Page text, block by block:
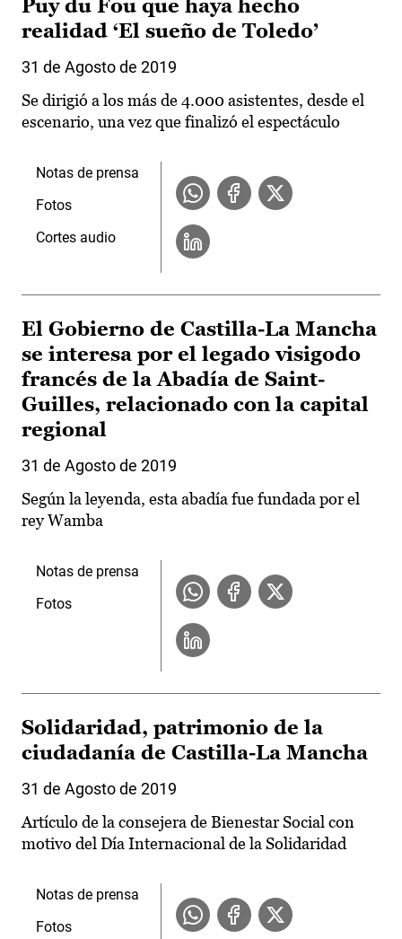
Puy du Fou que haya hecho
realidad ‘El sueño de Toledo’
31 de Agosto de 2019
Se dirigió a los más de 4.000 asistentes, desde el
escenario, una vez que finalizó el espectáculo
Notas de prensa
Fotos
Cortes audio
El Gobierno de Castilla-La Mancha
se interesa por el legado visigodo
francés de la Abadía de Saint-
Guilles, relacionado con la capital
regional
31 de Agosto de 2019
Según la leyenda, esta abadía fue fundada por el
rey Wamba
Notas de prensa
Fotos
Solidaridad, patrimonio de la
ciudadanía de Castilla-La Mancha
31 de Agosto de 2019
Artículo de la consejera de Bienestar Social con
motivo del Día Internacional de la Solidaridad
Notas de prensa
Fotos